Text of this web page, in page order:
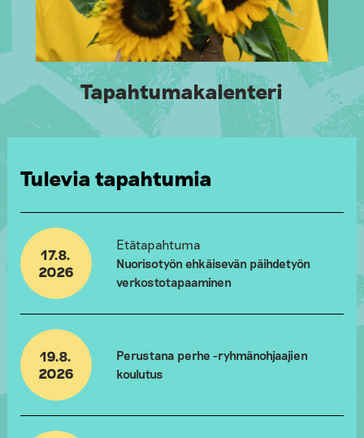
Tapahtumakalenteri
Tulevia tapahtumia
17.8.
2026
Etätapahtuma
Nuorisotyön ehkäisevän päihdetyön
verkostotapaaminen
19.8.
2026
Perustana perhe -ryhmänohjaajien
koulutus